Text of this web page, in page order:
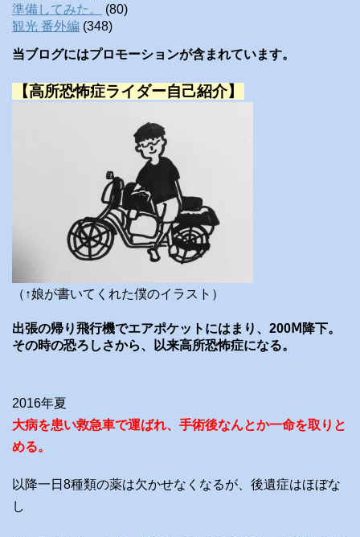
準備してみた。
(80)
観光 番外編 (348)
当ブログにはプロモーションが含まれています。
【高所恐怖症ライダー自己紹介】
（↑娘が書いてくれた僕のイラスト）
出張の帰り飛行機でエアポケットにはまり、200Ⅿ降下。
その時の恐ろしさから、以来高所恐怖症になる。
2016年夏
大病を患い救急車で運ばれ、手術後なんとか一命を取りと
める。
以降一日8種類の薬は欠かせなくなるが、後遺症はほぼな
し